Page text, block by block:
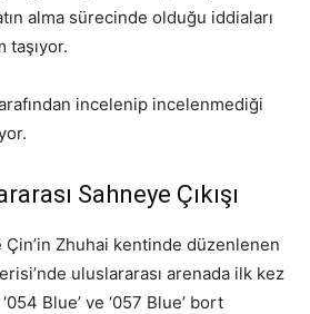
alma sürecinde olduğu iddiaları
taşıyor.
incelenip incelenmediği
Sahneye Çıkışı
Çin’in Zhuhai kentinde düzenlenen
uluslararası arenada ilk kez
Blue’ ve ‘057 Blue’ bort